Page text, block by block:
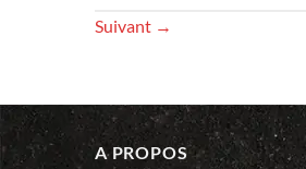
Suivant →
A PROPOS